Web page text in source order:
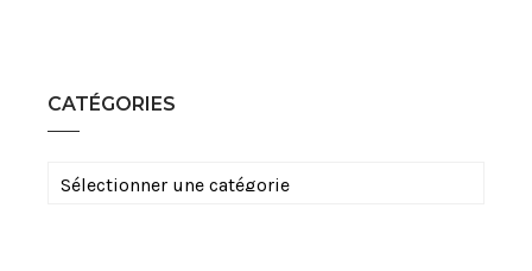
CATÉGORIES
Catégories